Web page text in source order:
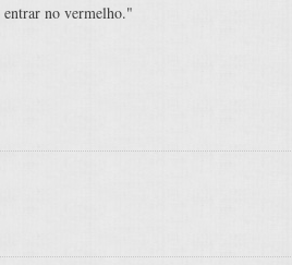
entrar no vermelho."